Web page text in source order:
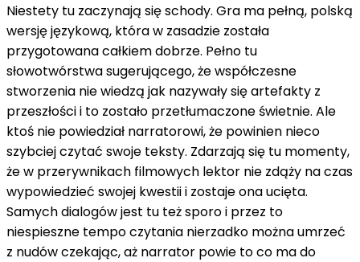
Niestety tu zaczynają się schody. Gra ma pełną, polską
wersję językową, która w zasadzie została
przygotowana całkiem dobrze. Pełno tu
słowotwórstwa sugerującego, że współczesne
stworzenia nie wiedzą jak nazywały się artefakty z
przeszłości i to zostało przetłumaczone świetnie. Ale
ktoś nie powiedział narratorowi, że powinien nieco
szybciej czytać swoje teksty. Zdarzają się tu momenty,
że w przerywnikach filmowych lektor nie zdąży na czas
wypowiedzieć swojej kwestii i zostaje ona ucięta.
Samych dialogów jest tu też sporo i przez to
niespieszne tempo czytania nierzadko można umrzeć
z nudów czekając, aż narrator powie to co ma do